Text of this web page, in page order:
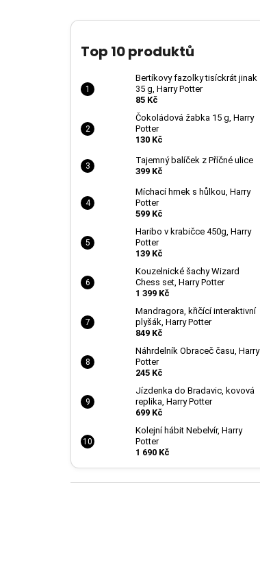
Top 10 produktů
Bertíkovy fazolky tisíckrát jinak
35 g, Harry Potter
85 Kč
Čokoládová žabka 15 g, Harry
Potter
130 Kč
Tajemný balíček z Příčné ulice
399 Kč
Míchací hrnek s hůlkou, Harry
Potter
599 Kč
Haribo v krabičce 450g, Harry
Potter
139 Kč
Kouzelnické šachy Wizard
Chess set, Harry Potter
1 399 Kč
Mandragora, křičící interaktivní
plyšák, Harry Potter
849 Kč
Náhrdelník Obraceč času, Harry
Potter
245 Kč
Jízdenka do Bradavic, kovová
replika, Harry Potter
699 Kč
Kolejní hábit Nebelvír, Harry
Potter
1 690 Kč